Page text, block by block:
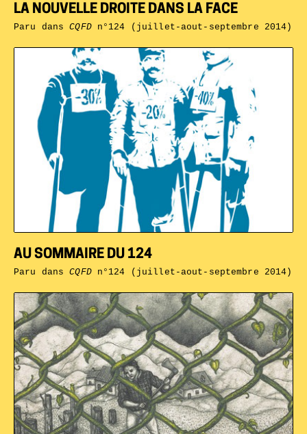
AU SOMMAIRE DU 124
Paru dansCQFDn°124 (juillet-aout-septembre 2014)
LA NOUVELLE DROITE DANS LA FACE
Paru dansCQFDn°124 (juillet-aout-septembre 2014)